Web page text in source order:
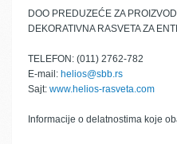
DOO PREDUZEĆE ZA
DEKORATIVNA RASVETA ZA
TELEFON: (011) 2762-782
E-mail: helios@sbb.rs
Sajt: www.helios-rasveta.com
Informacije o delatnostima koje